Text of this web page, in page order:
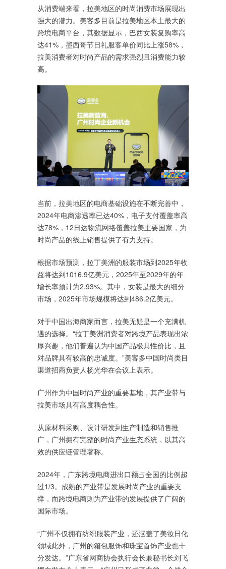
从消费端来看，拉美地区的时尚消费市场展现出
强大的潜力。美客多目前是拉美地区本土最大的
跨境电商平台，其数据显示，巴西女装复购率高
达41%，墨西哥节日礼服客单价同比上涨58%，
拉美消费者对时尚产品的需求强烈且消费能力较
高。
当前，拉美地区的电商基础设施在不断完善中，
2024年电商渗透率已达40%，电子支付覆盖率高
达78%，12日达物流网络覆盖拉美主要国家，为
时尚产品的线上销售提供了有力支持。
根据市场预测，拉丁美洲的服装市场到2025年收
益将达到1016.9亿美元，2025年至2029年的年
增长率预计为2.93%。其中，女装是最大的细分
市场，2025年市场规模将达到486.2亿美元。
对于中国出海商家而言，拉美无疑是一个充满机
遇的选择。“拉丁美洲消费者对跨境产品表现出浓
厚兴趣，他们普遍认为中国产品极具性价比，且
对品牌具有较高的忠诚度。”美客多中国时尚类目
渠道招商负责人杨光华在会议上表示。
广州作为中国时尚产业的重要基地，其产业带与
拉美市场具有高度耦合性。
从原材料采购、设计研发到生产制造和销售推
广，广州拥有完整的时尚产业生态系统，以其高
效的供应链管理著称。
2024年，广东跨境电商进出口额占全国的比例超
过1/3。成熟的产业带是发展时尚产业的重要支
撑，而跨境电商则为产业带的发展提供了广阔的
国际市场。
“广州不仅拥有纺织服装产业，还涵盖了美妆日化
领域此外，广州的箱包服饰和珠宝首饰产业也十
分发达。”广东省网商协会执行会长兼秘书长刘飞